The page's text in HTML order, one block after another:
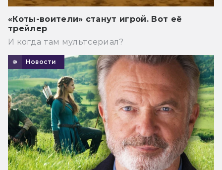
«Коты-воители» станут игрой. Вот её
трейлер
И когда там мультсериал?
Новости